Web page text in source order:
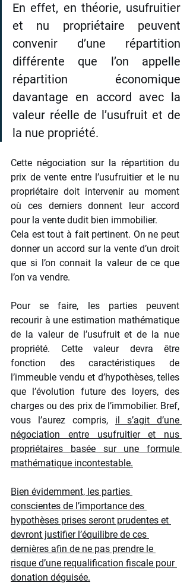
En effet, en théorie, usufruitier
et nu propriétaire peuvent
convenir d’une répartition
différente que l’on appelle
répartition économique
davantage en accord avec la
valeur réelle de l’usufruit et de
la nue propriété.
Cette négociation sur la répartition du
prix de vente entre l’usufruitier et le nu
propriétaire doit intervenir au moment
où ces derniers donnent leur accord
pour la vente dudit bien immobilier.
Cela est tout à fait pertinent. On ne peut
donner un accord sur la vente d’un droit
que si l’on connait la valeur de ce que
l’on va vendre.
Pour se faire, les parties peuvent
recourir à une estimation mathématique
de la valeur de l’usufruit et de la nue
propriété. Cette valeur devra être
fonction des caractéristiques de
l’immeuble vendu et d’hypothèses, telles
que l’évolution future des loyers, des
charges ou des prix de l’immobilier. Bref,
vous l’aurez compris, il s’agit d’une
négociation entre usufruitier et nus
propriétaires basée sur une formule
mathématique incontestable.
Bien évidemment, les parties
conscientes de l’importance des
hypothèses prises seront prudentes et
devront justifier l’équilibre de ces
dernières afin de ne pas prendre le
risque d’une requalification fiscale pour
donation déguisée.